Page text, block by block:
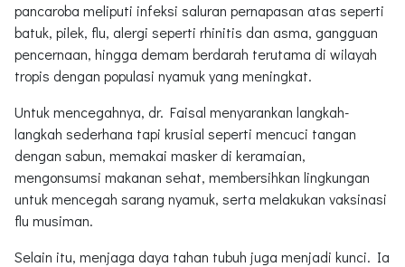
pancaroba meliputi infeksi saluran pernapasan atas seperti
batuk, pilek, flu, alergi seperti rhinitis dan asma, gangguan
pencernaan, hingga demam berdarah terutama di wilayah
tropis dengan populasi nyamuk yang meningkat.
Untuk mencegahnya, dr. Faisal menyarankan langkah-
langkah sederhana tapi krusial seperti mencuci tangan
dengan sabun, memakai masker di keramaian,
mengonsumsi makanan sehat, membersihkan lingkungan
untuk mencegah sarang nyamuk, serta melakukan vaksinasi
flu musiman.
Selain itu, menjaga daya tahan tubuh juga menjadi kunci. Ia